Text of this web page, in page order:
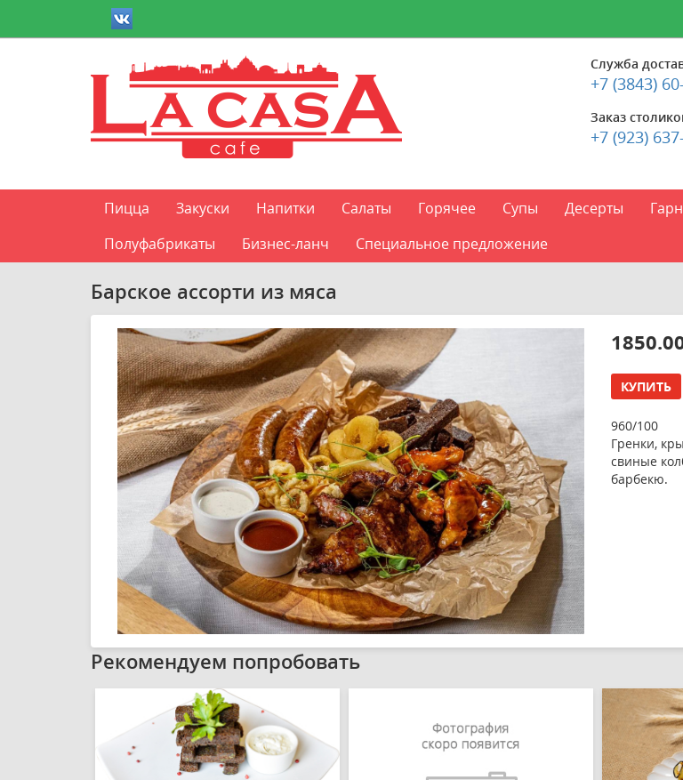
Служба
+7 (3843)
Заказ
+7 (923)
Пицца Закуски Напитки Салаты Горячее Супы Десерты
Полуфабрикаты
Бизнес-ланч Специальное предложение
Барское ассорти из мяса
КУПИТЬ
960/100
Гренки,
свиные
барбекю.
Рекомендуем попробовать